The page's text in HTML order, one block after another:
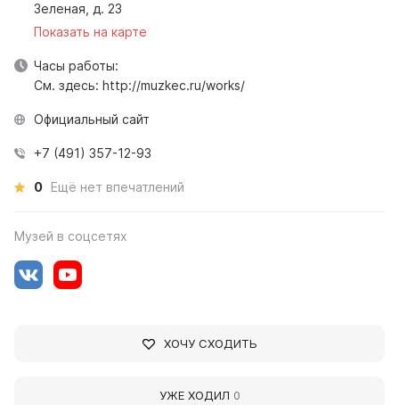
Зеленая, д. 23
Показать на карте
Часы работы:
См. здесь: http://muzkec.ru/works/
Официальный сайт
+7 (491) 357-12-93
0 Ещё нет впечатлений
Музей в соцсетях
ХОЧУ СХОДИТЬ
УЖЕ ХОДИЛ 0